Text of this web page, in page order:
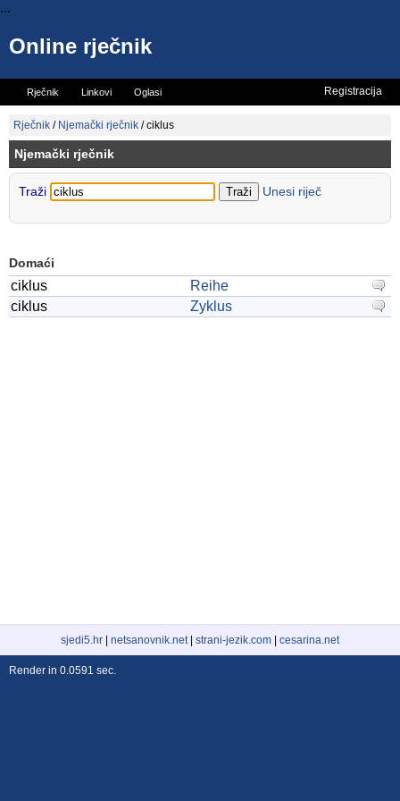
...
Online rječnik
Rječnik Linkovi Oglasi
Vicevi Mini rječnik
Registracija
Rječnik / Njemački rječnik /ciklus
Njemački rječnik
Traži Unesi riječ
Domaći
ciklus
Reihe
ciklus
Zyklus
sjedi5.hr netsanovnik.net| strani-jezik.com cesarina.net
Render in 0.0591 sec.